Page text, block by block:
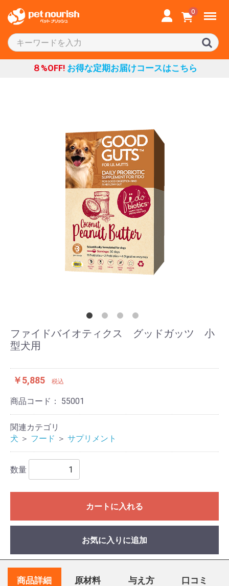
0 Menu
８%OFF!お得な定期お届けコースはこちら
ファイドバイオティクス グッドガッツ 小
型犬用
￥5,885 税込
商品コード： 55001
関連カテゴリ
犬 ＞ フード ＞ サプリメント
数量
カートに入れる
お気に入りに追加
商品詳細 原材料 与え方 口コミ